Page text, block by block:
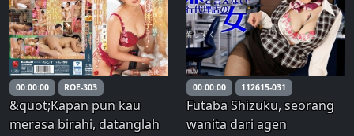
00:00:00 ROE-303
&quot;Kapan pun kau
merasa birahi, datanglah
00:00:00 112615-031
Futaba Shizuku, seorang
wanita dari agen